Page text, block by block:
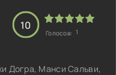
10
Голосов: 1
Догра, Манси Сальви,